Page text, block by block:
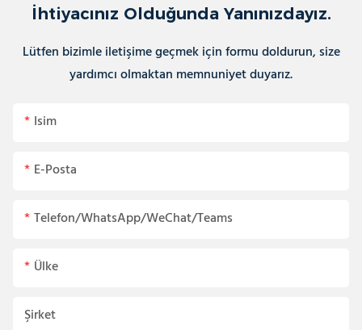
İhtiyacınız Olduğunda Yanınızdayız.
Lütfen bizimle iletişime geçmek için formu doldurun, size
yardımcı olmaktan memnuniyet duyarız.
Isim
E-Posta
Telefon/WhatsApp/WeChat/Teams
Ülke
Şirket